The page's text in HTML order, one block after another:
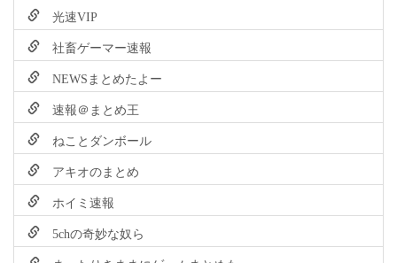
光速VIP
社畜ゲーマー速報
NEWSまとめたよー
速報＠まとめ王
ねことダンボール
アキオのまとめ
ホイミ速報
5chの奇妙な奴ら